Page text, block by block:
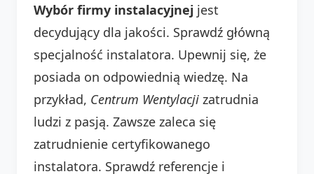
Wybór firmy instalacyjnej jest
decydujący dla jakości. Sprawdź główną
specjalność instalatora. Upewnij się, że
posiada on odpowiednią wiedzę. Na
przykład, Centrum Wentylacji zatrudnia
ludzi z pasją. Zawsze zaleca się
zatrudnienie certyfikowanego
instalatora. Sprawdź referencje i